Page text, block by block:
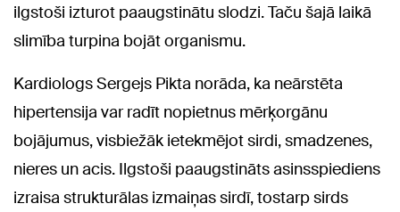
ilgstoši izturot paaugstinātu slodzi. Taču šajā laikā
slimība turpina bojāt organismu.
Kardiologs Sergejs Pikta norāda, ka neārstēta
hipertensija var radīt nopietnus mērķorgānu
bojājumus, visbiežāk ietekmējot sirdi, smadzenes,
nieres un acis. Ilgstoši paaugstināts asinsspiediens
izraisa strukturālas izmaiņas sirdī, tostarp sirds